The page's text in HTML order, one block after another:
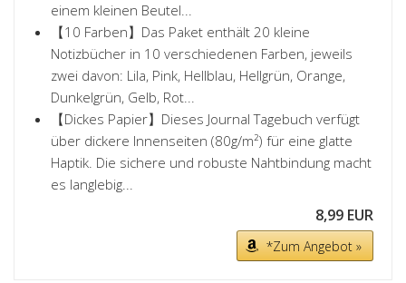
einem kleinen Beutel...
【10 Farben】Das Paket enthält 20 kleine
Notizbücher in 10 verschiedenen Farben, jeweils
zwei davon: Lila, Pink, Hellblau, Hellgrün, Orange,
Dunkelgrün, Gelb, Rot...
【Dickes Papier】Dieses Journal Tagebuch verfügt
über dickere Innenseiten (80g/m²) für eine glatte
Haptik. Die sichere und robuste Nahtbindung macht
es langlebig...
8,99 EUR
*Zum Angebot »